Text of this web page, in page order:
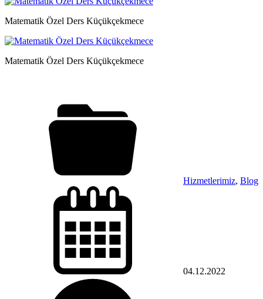
Matematik Özel Ders Küçükçekmece
Matematik Özel Ders Küçükçekmece
Hizmetlerimiz, Blog
04.12.2022